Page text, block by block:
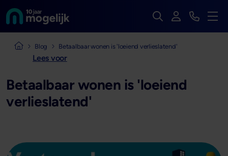
Naar de homepage van Zoek op de hele
InloggenBekijk
Menu
Naar de homepage van Mogelijk Vastgoedfinancieringen
Blog Betaalbaar wonen is 'loeiend verlieslatend'
Lees voor
Betaalbaar wonen is 'loeiend
verlieslatend'